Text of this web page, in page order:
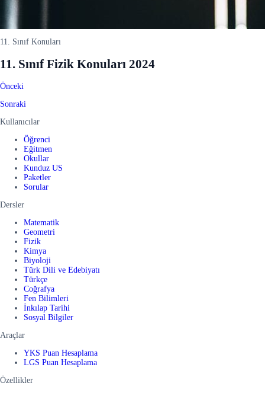
11. Sınıf Konuları
11. Sınıf Fizik Konuları 2024
Önceki
Sonraki
Kullanıcılar
Öğrenci
Eğitmen
Okullar
Kunduz US
Paketler
Sorular
Dersler
Matematik
Geometri
Fizik
Kimya
Biyoloji
Türk Dili ve Edebiyatı
Türkçe
Coğrafya
Fen Bilimleri
İnkılap Tarihi
Sosyal Bilgiler
Araçlar
YKS Puan Hesaplama
LGS Puan Hesaplama
Özellikler